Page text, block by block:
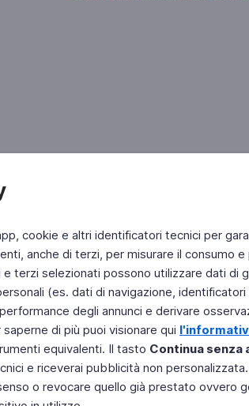
cookie e altri identificatori tecnici per
anche di terzi, per misurare il consumo
terzi selezionati possono utilizzare dati
(es. dati di navigazione,
degli annunci e derivare
di più puoi visionare qui
equivalenti. Il tasto Continua senza
e riceverai pubblicità non
o revocare quello già prestato ovvero
Fai di Televideo la tua Home Page Chi Siamo
Copyright © 2011 Rai - Tutti i diritti riservati
Engineered by RAI - Reti e Piattaforme